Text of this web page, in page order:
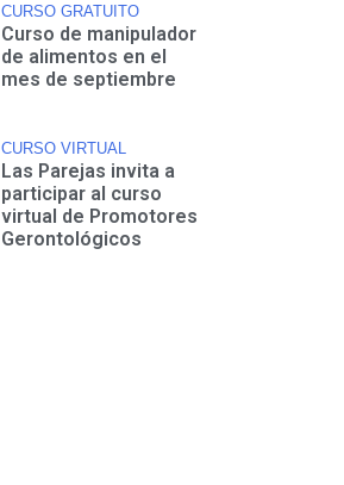
CURSO GRATUITO
Curso de manipulador
de alimentos en el
mes de septiembre
CURSO VIRTUAL
Las Parejas invita a
participar al curso
virtual de Promotores
Gerontológicos